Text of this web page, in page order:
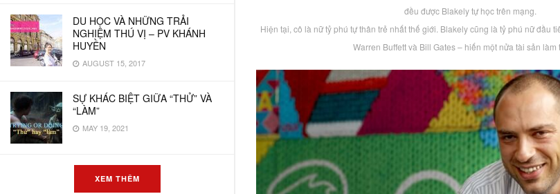
DU HỌC VÀ NHỮNG TRẢI
NGHIỆM THÚ VỊ – PV KHÁNH
HUYỀN
AUGUST 15, 2017
SỰ KHÁC BIỆT GIỮA “THỬ” VÀ
“LÀM”
MAY 19, 2021
XEM THÊM
đều được Blakely tự học trên mạng.
Hiện tại, cô là nữ tỷ phú tự thân trẻ nhất thế giới. Blakely cũng là tỷ phú nữ đầu
Warren Buffett và Bill Gates – hiến một nửa tài sản làm